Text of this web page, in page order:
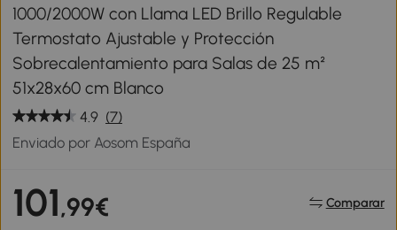
1000/2000W con Llama LED Brillo Regulable
Termostato Ajustable y Protección
Sobrecalentamiento para Salas de 25 m²
51x28x60 cm Blanco
4.9 (7)
Enviado por Aosom España
101,99€ Comparar